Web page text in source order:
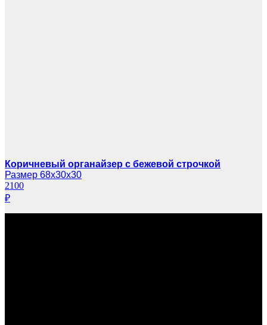
Коричневый органайзер с бежевой строчкой
Размер 68х30х30
2100
₽